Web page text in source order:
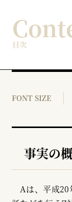
目次
FONT SIZE
事実の
Aは、平成20